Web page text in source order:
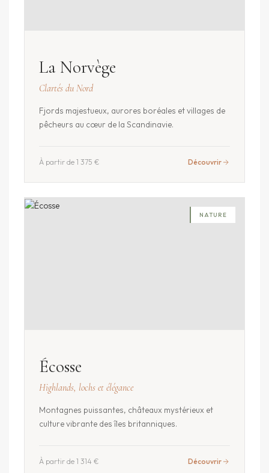
La Norvège
Clartés du Nord
Fjords majestueux, aurores boréales et villages de
pêcheurs au cœur de la Scandinavie.
À partir de 1 375 € Découvrir
NATURE
Écosse
Highlands, lochs et élégance
Montagnes puissantes, châteaux mystérieux et
culture vibrante des îles britanniques.
À partir de 1 314 € Découvrir